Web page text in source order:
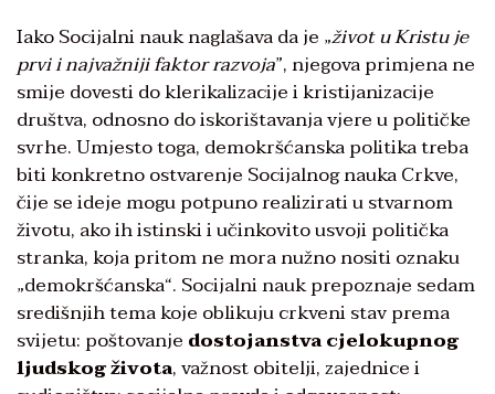
Iako Socijalni nauk naglašava da je „život u Kristu je
prvi i najvažniji faktor razvoja”, njegova primjena ne
smije dovesti do klerikalizacije i kristijanizacije
društva, odnosno do iskorištavanja vjere u političke
svrhe. Umjesto toga, demokršćanska politika treba
biti konkretno ostvarenje Socijalnog nauka Crkve,
čije se ideje mogu potpuno realizirati u stvarnom
životu, ako ih istinski i učinkovito usvoji politička
stranka, koja pritom ne mora nužno nositi oznaku
„demokršćanska“. Socijalni nauk prepoznaje sedam
središnjih tema koje oblikuju crkveni stav prema
svijetu: poštovanje dostojanstva cjelokupnog
ljudskog života, važnost obitelji, zajednice i